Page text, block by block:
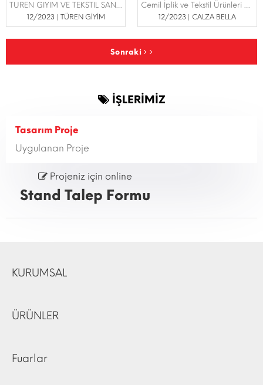
TUREN GIYIM VE TEKSTIL SANAYI TICARET LTD STI | LİNEXPO İSTANBUL İÇ GİYİM FUARI 07-10 ŞUBAT 2024
12/2023 | TÜREN GİYİM
Cemil İplik ve Tekstil Ürünleri San. ve Ticaret Ltd. Şti. | LİNEXPO İSTANBUL İÇ GİYİM FUARI 07-10 ŞUBAT 2024
12/2023 | CALZA BELLA
Sonraki
İŞLERİMİZ
Tasarım Proje
Uygulanan Proje
Projeniz için online
Stand Talep Formu
KURUMSAL
ÜRÜNLER
Fuarlar